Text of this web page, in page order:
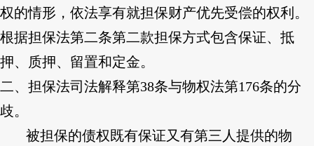
权的情形，依法享有就担保财产优先受偿的权利。
根据担保法第二条第二款担保方式包含保证、抵
押、质押、留置和定金。
二、担保法司法解释第38条与物权法第176条的分
歧。
被担保的债权既有保证又有第三人提供的物